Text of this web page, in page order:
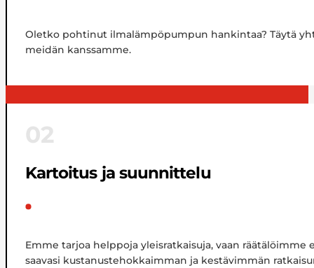
Oletko pohtinut ilmalämpöpumpun hankintaa? Täytä
meidän kanssamme.
02
Kartoitus ja suunnittelu
Emme tarjoa helppoja yleisratkaisuja, vaan
saavasi kustanustehokkaimman ja kestävimmän